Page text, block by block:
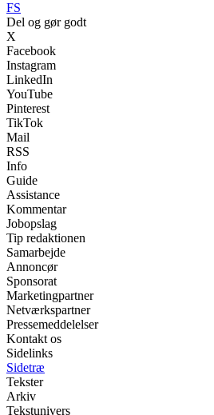
FS
Del og gør godt
X
Facebook
Instagram
LinkedIn
YouTube
Pinterest
TikTok
Mail
RSS
Info
Guide
Assistance
Kommentar
Jobopslag
Tip redaktionen
Samarbejde
Annoncør
Sponsorat
Marketingpartner
Netværkspartner
Pressemeddelelser
Kontakt os
Sidelinks
Sidetræ
Tekster
Arkiv
Tekstunivers